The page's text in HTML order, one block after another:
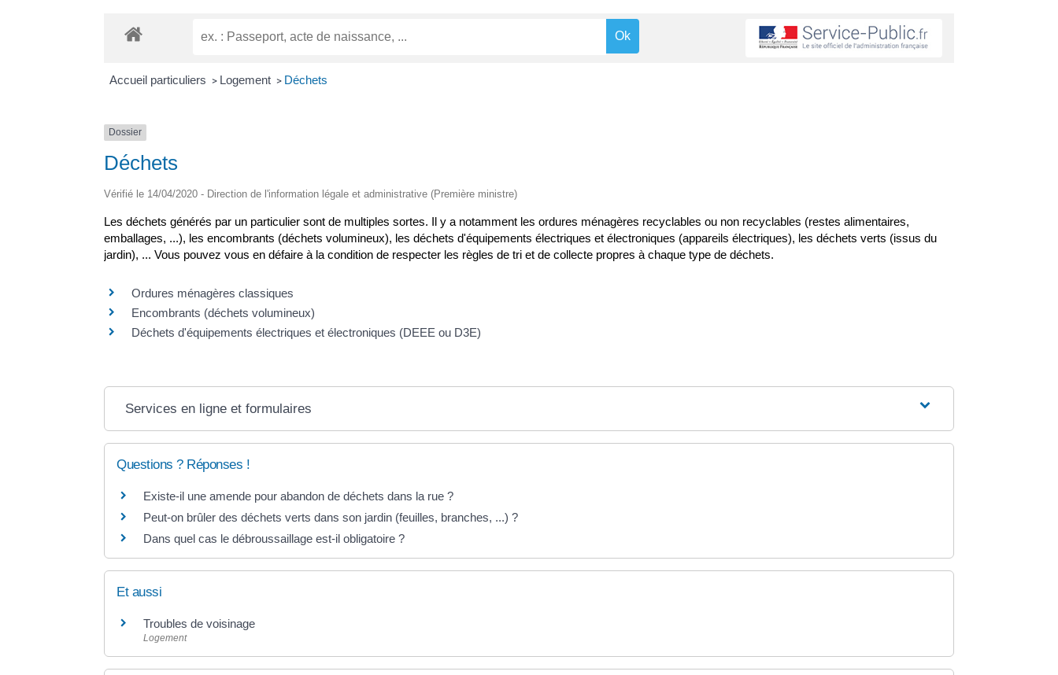
Accueil particuliers > Logement > Déchets
Dossier
Déchets
Vérifié le 14/04/2020 - Direction de l'information légale et administrative (Première ministre)
Les déchets générés par un particulier sont de multiples sortes. Il y a notamment les ordures ménagères recyclables ou non recyclables (restes alimentaires,
emballages, ...), les encombrants (déchets volumineux), les déchets d'équipements électriques et électroniques (appareils électriques), les déchets verts (issus du
jardin), ... Vous pouvez vous en défaire à la condition de respecter les règles de tri et de collecte propres à chaque type de déchets.
Ordures ménagères classiques
Encombrants (déchets volumineux)
Déchets d'équipements électriques et électroniques (DEEE ou D3E)
Services en ligne et formulaires
Questions ? Réponses !
Existe-il une amende pour abandon de déchets dans la rue ?
Peut-on brûler des déchets verts dans son jardin (feuilles, branches, ...) ?
Dans quel cas le débroussaillage est-il obligatoire ?
Et aussi
Troubles de voisinage
Logement